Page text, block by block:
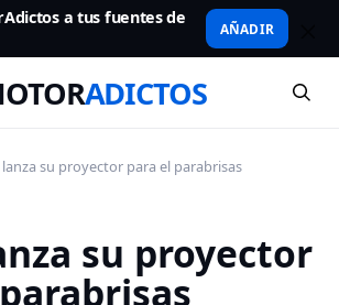
a tus fuentes de
AÑADIR
ADICTOS
su proyector para el parabrisas
su proyector